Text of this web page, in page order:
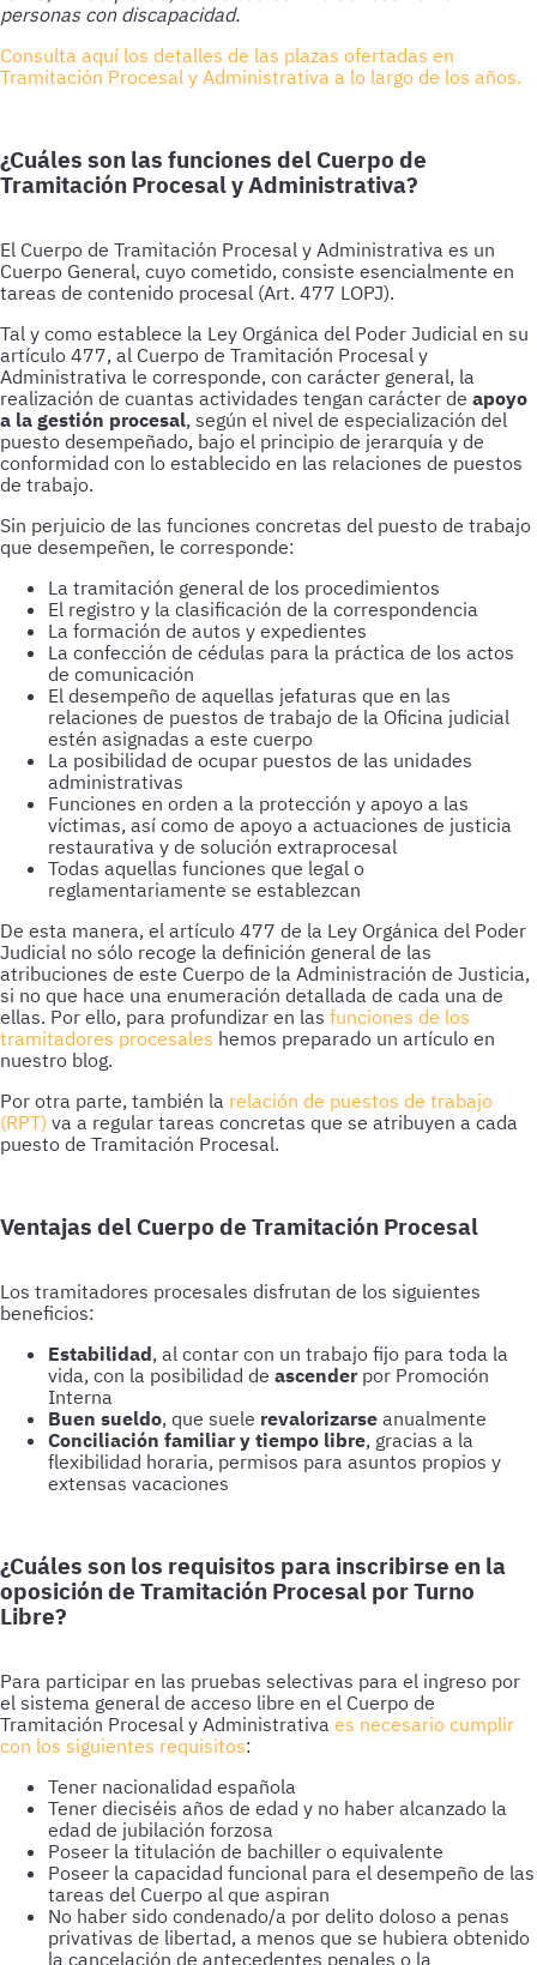
personas con discapacidad.
Consulta aquí los detalles de las plazas ofertadas en
Tramitación Procesal y Administrativa a lo largo de los años.
¿Cuáles son las funciones del Cuerpo de
Tramitación Procesal y Administrativa?
El Cuerpo de Tramitación Procesal y Administrativa es un
Cuerpo General, cuyo cometido, consiste esencialmente en
tareas de contenido procesal (Art. 477 LOPJ).
Tal y como establece la Ley Orgánica del Poder Judicial en su
artículo 477, al Cuerpo de Tramitación Procesal y
Administrativa le corresponde, con carácter general, la
realización de cuantas actividades tengan carácter de apoyo
a la gestión procesal, según el nivel de especialización del
puesto desempeñado, bajo el principio de jerarquía y de
conformidad con lo establecido en las relaciones de puestos
de trabajo.
Sin perjuicio de las funciones concretas del puesto de trabajo
que desempeñen, le corresponde:
La tramitación general de los procedimientos
El registro y la clasificación de la correspondencia
La formación de autos y expedientes
La confección de cédulas para la práctica de los actos
de comunicación
El desempeño de aquellas jefaturas que en las
relaciones de puestos de trabajo de la Oficina judicial
estén asignadas a este cuerpo
La posibilidad de ocupar puestos de las unidades
administrativas
Funciones en orden a la protección y apoyo a las
víctimas, así como de apoyo a actuaciones de justicia
restaurativa y de solución extraprocesal
Todas aquellas funciones que legal o
reglamentariamente se establezcan
De esta manera, el artículo 477 de la Ley Orgánica del Poder
Judicial no sólo recoge la definición general de las
atribuciones de este Cuerpo de la Administración de Justicia,
si no que hace una enumeración detallada de cada una de
ellas. Por ello, para profundizar en las funciones de los
tramitadores procesales hemos preparado un artículo en
nuestro blog.
Por otra parte, también la relación de puestos de trabajo
(RPT) va a regular tareas concretas que se atribuyen a cada
puesto de Tramitación Procesal.
Ventajas del Cuerpo de Tramitación Procesal
Los tramitadores procesales disfrutan de los siguientes
beneficios:
Estabilidad, al contar con un trabajo fijo para toda la
vida, con la posibilidad de ascender por Promoción
Interna
Buen sueldo, que suele revalorizarse anualmente
Conciliación familiar y tiempo libre, gracias a la
flexibilidad horaria, permisos para asuntos propios y
extensas vacaciones
¿Cuáles son los requisitos para inscribirse en la
oposición de Tramitación Procesal por Turno
Libre?
Para participar en las pruebas selectivas para el ingreso por
el sistema general de acceso libre en el Cuerpo de
Tramitación Procesal y Administrativa es necesario cumplir
con los siguientes requisitos:
Tener nacionalidad española
Tener dieciséis años de edad y no haber alcanzado la
edad de jubilación forzosa
Poseer la titulación de bachiller o equivalente
Poseer la capacidad funcional para el desempeño de las
tareas del Cuerpo al que aspiran
No haber sido condenado/a por delito doloso a penas
privativas de libertad, a menos que se hubiera obtenido
la cancelación de antecedentes penales o la